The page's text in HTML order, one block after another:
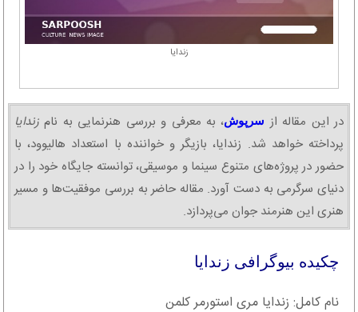
زندایا
در این مقاله از سرپوش، به معرفی و بررسی هنرنمایی به نامزندایا
پرداخته خواهد شد. زندایا، بازیگر و خواننده با استعداد هالیوود، با
حضور در پروژه‌های متنوع سینما و موسیقی، توانسته جایگاه خود را در
دنیای سرگرمی به دست آورد. مقاله حاضر به بررسی موفقیت‌ها و مسیر
هنری این هنرمند جوان می‌پردازد.
چکیده بیوگرافی زندایا
نام کامل: زندایا مری استورمر کلمن